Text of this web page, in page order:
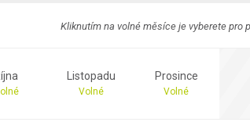
Kliknutím na volné měsíce je vyberete pro
Listopadu
Volné
Prosince
Volné